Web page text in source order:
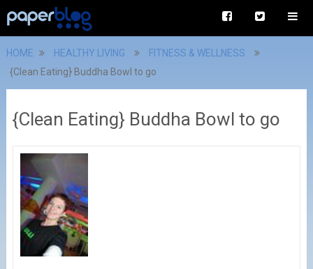
HOME HEALTHY LIVING
FITNESS & WELLNESS
{Clean Eating} Buddha Bowl to go
{Clean Eating} Buddha Bowl to go